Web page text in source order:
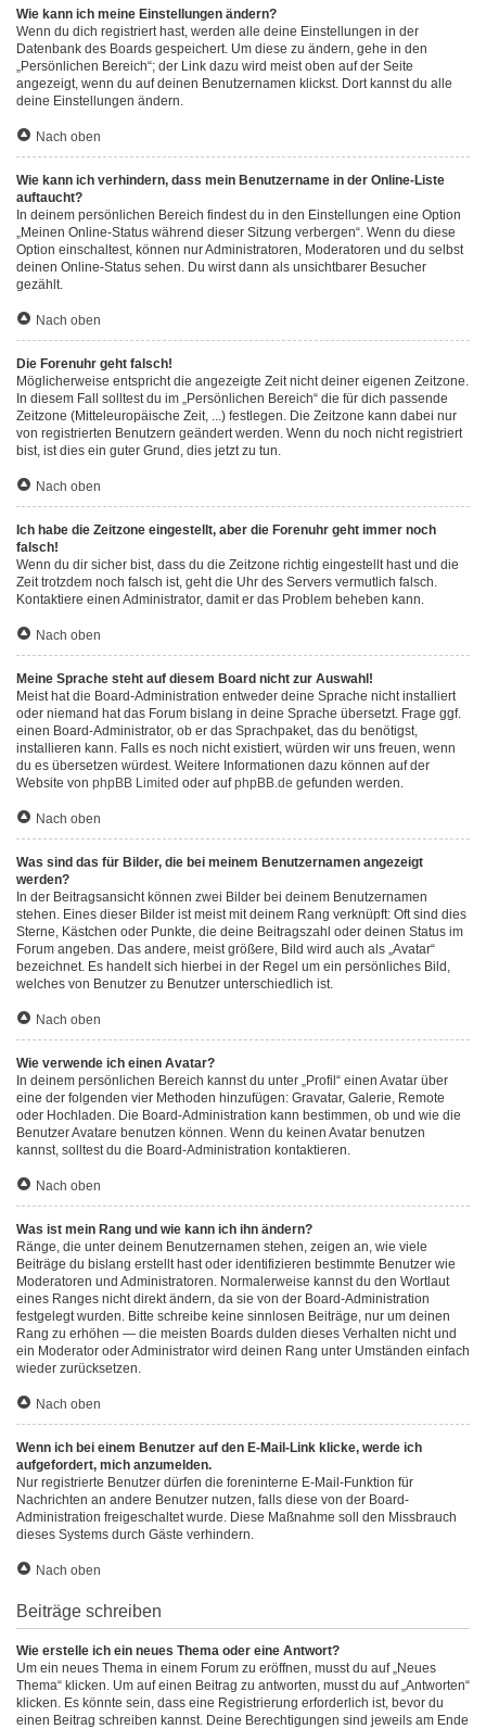
Wie kann ich meine Einstellungen ändern?
Wenn du dich registriert hast, werden alle deine Einstellungen in der
Datenbank des Boards gespeichert. Um diese zu ändern, gehe in den
„Persönlichen Bereich“; der Link dazu wird meist oben auf der Seite
angezeigt, wenn du auf deinen Benutzernamen klickst. Dort kannst du alle
deine Einstellungen ändern.
Nach oben
Wie kann ich verhindern, dass mein Benutzername in der Online-Liste
auftaucht?
In deinem persönlichen Bereich findest du in den Einstellungen eine Option
„Meinen Online-Status während dieser Sitzung verbergen“. Wenn du diese
Option einschaltest, können nur Administratoren, Moderatoren und du selbst
deinen Online-Status sehen. Du wirst dann als unsichtbarer Besucher
gezählt.
Nach oben
Die Forenuhr geht falsch!
Möglicherweise entspricht die angezeigte Zeit nicht deiner eigenen Zeitzone.
In diesem Fall solltest du im „Persönlichen Bereich“ die für dich passende
Zeitzone (Mitteleuropäische Zeit, ...) festlegen. Die Zeitzone kann dabei nur
von registrierten Benutzern geändert werden. Wenn du noch nicht registriert
bist, ist dies ein guter Grund, dies jetzt zu tun.
Nach oben
Ich habe die Zeitzone eingestellt, aber die Forenuhr geht immer noch
falsch!
Wenn du dir sicher bist, dass du die Zeitzone richtig eingestellt hast und die
Zeit trotzdem noch falsch ist, geht die Uhr des Servers vermutlich falsch.
Kontaktiere einen Administrator, damit er das Problem beheben kann.
Nach oben
Meine Sprache steht auf diesem Board nicht zur Auswahl!
Meist hat die Board-Administration entweder deine Sprache nicht installiert
oder niemand hat das Forum bislang in deine Sprache übersetzt. Frage ggf.
einen Board-Administrator, ob er das Sprachpaket, das du benötigst,
installieren kann. Falls es noch nicht existiert, würden wir uns freuen, wenn
du es übersetzen würdest. Weitere Informationen dazu können auf der
Website von phpBB Limited oder aufphpBB.de gefunden werden.
Nach oben
Was sind das für Bilder, die bei meinem Benutzernamen angezeigt
werden?
In der Beitragsansicht können zwei Bilder bei deinem Benutzernamen
stehen. Eines dieser Bilder ist meist mit deinem Rang verknüpft: Oft sind dies
Sterne, Kästchen oder Punkte, die deine Beitragszahl oder deinen Status im
Forum angeben. Das andere, meist größere, Bild wird auch als „Avatar“
bezeichnet. Es handelt sich hierbei in der Regel um ein persönliches Bild,
welches von Benutzer zu Benutzer unterschiedlich ist.
Nach oben
Wie verwende ich einen Avatar?
In deinem persönlichen Bereich kannst du unter „Profil“ einen Avatar über
eine der folgenden vier Methoden hinzufügen: Gravatar, Galerie, Remote
oder Hochladen. Die Board-Administration kann bestimmen, ob und wie die
Benutzer Avatare benutzen können. Wenn du keinen Avatar benutzen
kannst, solltest du die Board-Administration kontaktieren.
Nach oben
Was ist mein Rang und wie kann ich ihn ändern?
Ränge, die unter deinem Benutzernamen stehen, zeigen an, wie viele
Beiträge du bislang erstellt hast oder identifizieren bestimmte Benutzer wie
Moderatoren und Administratoren. Normalerweise kannst du den Wortlaut
eines Ranges nicht direkt ändern, da sie von der Board-Administration
festgelegt wurden. Bitte schreibe keine sinnlosen Beiträge, nur um deinen
Rang zu erhöhen — die meisten Boards dulden dieses Verhalten nicht und
ein Moderator oder Administrator wird deinen Rang unter Umständen einfach
wieder zurücksetzen.
Nach oben
Wenn ich bei einem Benutzer auf den E-Mail-Link klicke, werde ich
aufgefordert, mich anzumelden.
Nur registrierte Benutzer dürfen die foreninterne E-Mail-Funktion für
Nachrichten an andere Benutzer nutzen, falls diese von der Board-
Administration freigeschaltet wurde. Diese Maßnahme soll den Missbrauch
dieses Systems durch Gäste verhindern.
Nach oben
Beiträge schreiben
Wie erstelle ich ein neues Thema oder eine Antwort?
Um ein neues Thema in einem Forum zu eröffnen, musst du auf „Neues
Thema“ klicken. Um auf einen Beitrag zu antworten, musst du auf „Antworten“
klicken. Es könnte sein, dass eine Registrierung erforderlich ist, bevor du
einen Beitrag schreiben kannst. Deine Berechtigungen sind jeweils am Ende